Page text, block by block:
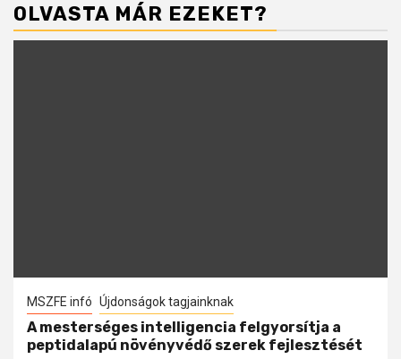
OLVASTA MÁR EZEKET?
MSZFE infó Újdonságok tagjainknak
A mesterséges intelligencia felgyorsítja a
peptidalapú növényvédő szerek fejlesztését